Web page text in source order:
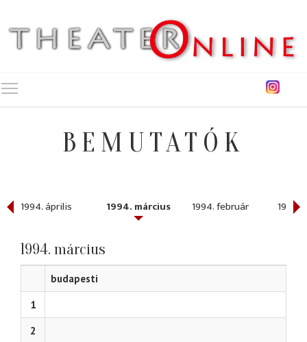
BEMUTATÓK
1994. április 1994. március 1994. február 1994.
1994. március
budapesti
1
2